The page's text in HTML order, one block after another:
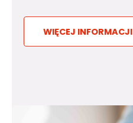
WIĘCEJ INFORMACJI